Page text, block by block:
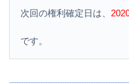
次回の権利確定日は、
です。